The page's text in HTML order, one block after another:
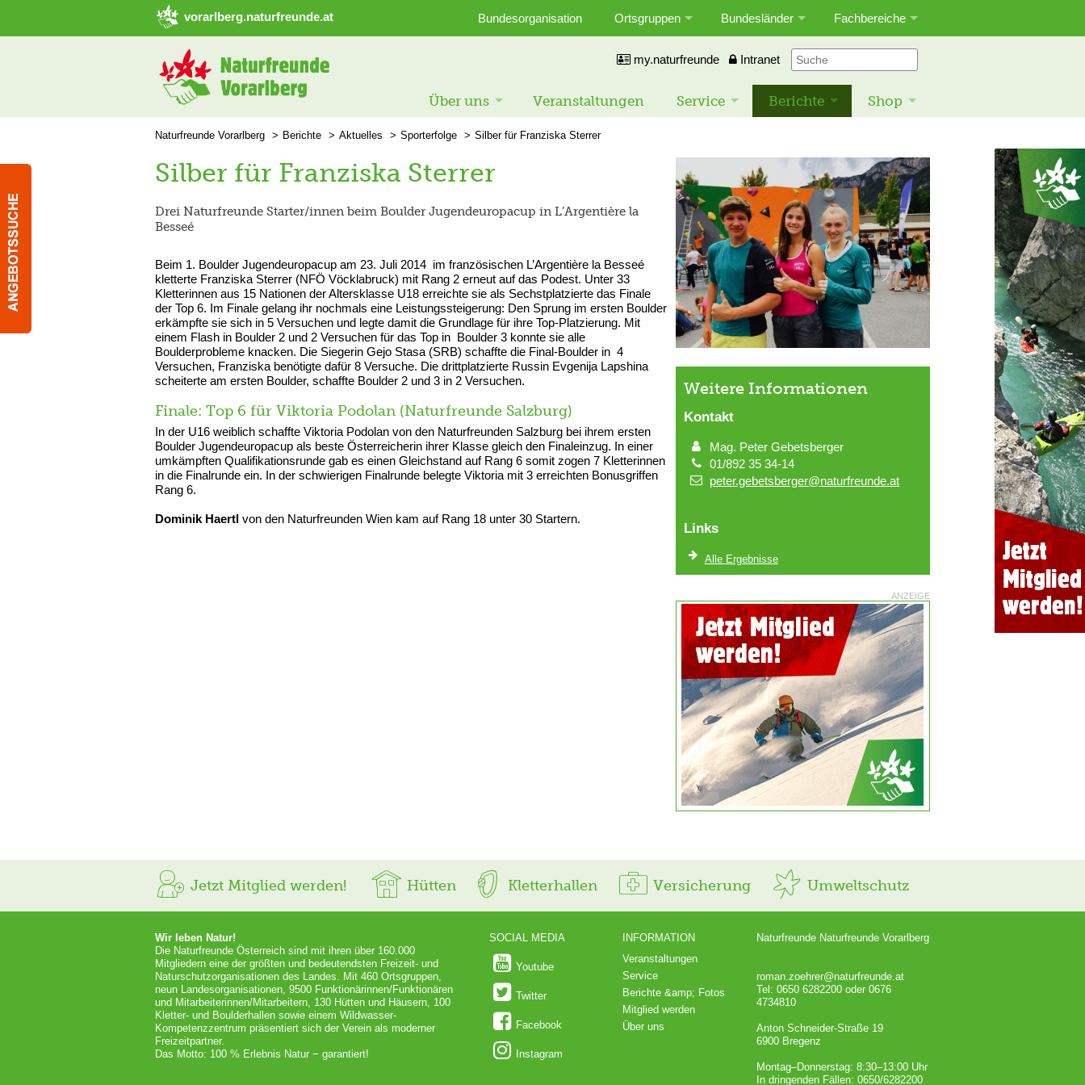
➜ Hauptregion der Seite anspringen
vorarlberg.naturfreunde.at Bundesorganisation Ortsgruppen Bundesländer Fachbereiche
my.naturfreunde Intranet
Über uns Veranstaltungen Service Berichte Shop
Naturfreunde Vorarlberg Berichte Aktuelles Sporterfolge Silber für Franziska Sterrer
Silber für Franziska Sterrer
Drei Naturfreunde Starter/innen beim Boulder Jugendeuropacup in L’Argentière la
Besseé
Beim 1. Boulder Jugendeuropacup am 23. Juli 2014 im französischen L’Argentière la Besseé
kletterte Franziska Sterrer (NFÖ Vöcklabruck) mit Rang 2 erneut auf das Podest. Unter 33
Kletterinnen aus 15 Nationen der Altersklasse U18 erreichte sie als Sechstplatzierte das Finale
der Top 6. Im Finale gelang ihr nochmals eine Leistungssteigerung: Den Sprung im ersten Boulder
erkämpfte sie sich in 5 Versuchen und legte damit die Grundlage für ihre Top-Platzierung. Mit
einem Flash in Boulder 2 und 2 Versuchen für das Top in Boulder 3 konnte sie alle
Boulderprobleme knacken. Die Siegerin Gejo Stasa (SRB) schaffte die Final-Boulder in 4
Versuchen, Franziska benötigte dafür 8 Versuche. Die drittplatzierte Russin Evgenija Lapshina
scheiterte am ersten Boulder, schaffte Boulder 2 und 3 in 2 Versuchen.
Finale: Top 6 für Viktoria Podolan (Naturfreunde Salzburg)
In der U16 weiblich schaffte Viktoria Podolan von den Naturfreunden Salzburg bei ihrem ersten
Boulder Jugendeuropacup als beste Österreicherin ihrer Klasse gleich den Finaleinzug. In einer
umkämpften Qualifikationsrunde gab es einen Gleichstand auf Rang 6 somit zogen 7 Kletterinnen
in die Finalrunde ein. In der schwierigen Finalrunde belegte Viktoria mit 3 erreichten Bonusgriffen
Rang 6.
Dominik Haertl von den Naturfreunden Wien kam auf Rang 18 unter 30 Startern.
Weitere Informationen
Kontakt
Mag. Peter Gebetsberger
01/892 35 34-14
peter.gebetsberger@naturfreunde.at
Links
Alle Ergebnisse
ANZEIGE
Jetzt Mitglied werden! Hütten Kletterhallen Versicherung Umweltschutz
Wir leben Natur!
Die Naturfreunde Österreich sind mit ihren über 160.000
Mitgliedern eine der größten und bedeutendsten Freizeit- und
Naturschutzorganisationen des Landes. Mit 460 Ortsgruppen,
neun Landesorganisationen, 9500 Funktionärinnen/Funktionären
und Mitarbeiterinnen/Mitarbeitern, 130 Hütten und Häusern, 100
Kletter- und Boulderhallen sowie einem Wildwasser-
Kompetenzzentrum präsentiert sich der Verein als moderner
Freizeitpartner.
Das Motto: 100 % Erlebnis Natur − garantiert!
SOCIAL MEDIA
Youtube
Twitter
Facebook
Instagram
INFORMATION
Veranstaltungen
Service
Berichte &amp; Fotos
Mitglied werden
Über uns
Naturfreunde Naturfreunde Vorarlberg
roman.zoehrer@naturfreunde.at
Tel: 0650 6282200 oder 0676
4734810
Anton Schneider-Straße 19
6900 Bregenz
Montag–Donnerstag: 8:30–13:00 Uhr
In dringenden Fällen: 0650/6282200